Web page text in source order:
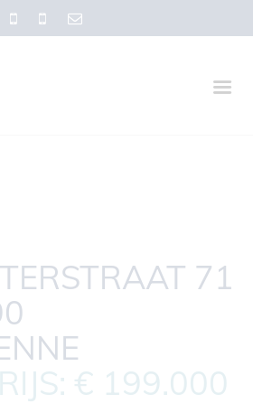
71
€ 199.000